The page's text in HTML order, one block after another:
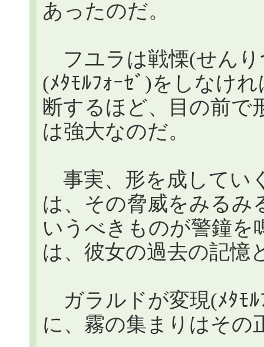
あったのだ。
フユラは戦慄(せんり
(ﾒﾀﾓﾙﾌｫｰｾﾞ)をしなけ
断するほど、目の前で
は強大なのだ。
事実、形を成してい
は、その脅威をみるみ
いうべきものが警鐘を
は、彼女の過去の記憶
ガラルドが変現(ﾒﾀﾓﾙ
に、霧の集まりはその